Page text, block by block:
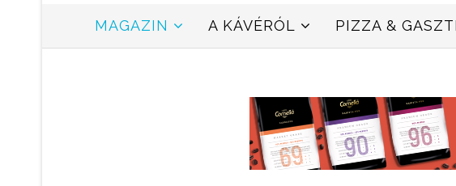
MAGAZIN A KÁVÉRÓL PIZZA &